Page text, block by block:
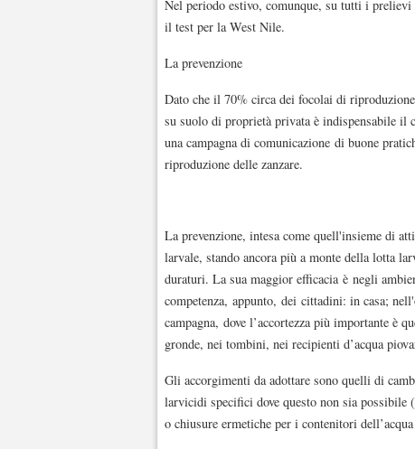
Nel periodo estivo, comunque, su tutti i
il test per la West Nile.
La prevenzione
Dato che il 70% circa dei focolai di
su suolo di proprietà privata è indispensabile il
una campagna di comunicazione di buone
riproduzione delle zanzare.
La prevenzione, intesa come quell'insieme di
larvale, stando ancora più a monte della lotta
duraturi. La sua maggior efficacia è negli
competenza, appunto, dei cittadini: in casa;
campagna, dove l’accortezza più importante è
gronde, nei tombini, nei recipienti d’acqua
Gli accorgimenti da adottare sono quelli di
larvicidi specifici dove questo non sia possibile
o chiusure ermetiche per i contenitori